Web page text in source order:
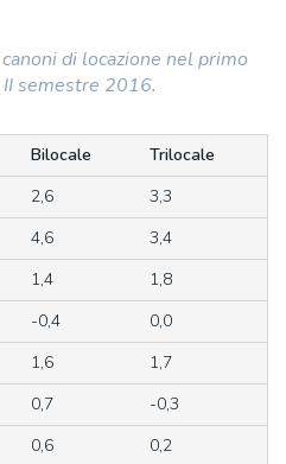
di locazione nel primo
semestre 2016.
Bilocale
Trilocale
2,6
3,3
4,6
3,4
1,4
1,8
-0,4
0,0
1,6
1,7
0,7
-0,3
0,6
0,2